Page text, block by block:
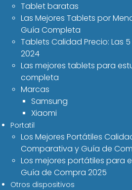
Tablet baratas
Las Mejores Tablets por
Guía Completa
Tablets Calidad Precio: Las
2024
Las mejores tablets para
completa
Marcas
Samsung
Xiaomi
Portatil
Los Mejores Portátiles
Comparativa y Guía de
Los mejores portátiles para
Guía de Compra 2025
Otros dispositivos